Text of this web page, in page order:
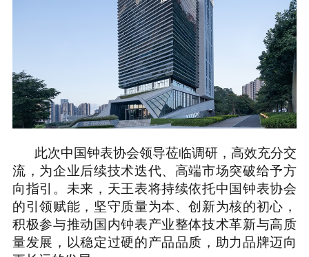
此次中国钟表协会领导莅临调研，高效充分交
流，为企业后续技术迭代、高端市场突破给予方
向指引。未来，天王表将持续依托中国钟表协会
的引领赋能，坚守质量为本、创新为核的初心，
积极参与推动国内钟表产业整体技术革新与高质
量发展，以稳定过硬的产品品质，助力品牌迈向